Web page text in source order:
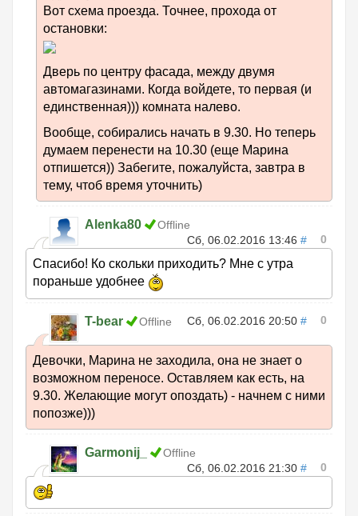
Вот схема проезда. Точнее, прохода от
остановки:
Дверь по центру фасада, между двумя
автомагазинами. Когда войдете, то первая (и
единственная))) комната налево.
Вообще, собирались начать в 9.30. Но теперь
думаем перенести на 10.30 (еще Марина
отпишется)) Забегите, пожалуйста, завтра в
тему, чтоб время уточнить)
Alenka80
Offline
Сб, 06.02.2016 13:46 # 0
Спасибо! Ко скольки приходить? Мне с утра
пораньше удобнее
T-bear Offline Сб, 06.02.2016 20:50 # 0
Девочки, Марина не заходила, она не знает о
возможном переносе. Оставляем как есть, на
9.30. Желающие могут опоздать) - начнем с ними
попозже)))
Garmonij_
Offline
Сб, 06.02.2016 21:30 # 0